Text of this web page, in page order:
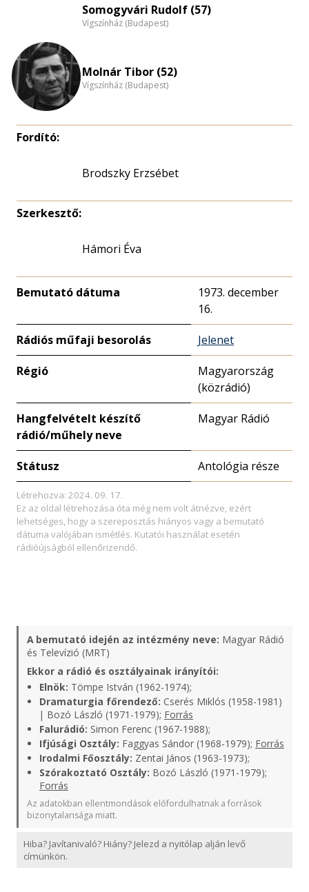
eloszlás
Somogyvári Rudolf (57)
Vígszínház (Budapest)
Molnár Tibor (52)
Vígszínház (Budapest)
Fordító:
Brodszky Erzsébet
Szerkesztő:
Hámori Éva
Bemutató dátuma
1973. december
16.
Rádiós műfaji besorolás Jelenet
Régió
Magyarország
(közrádió)
Hangfelvételt készítő
rádió/műhely neve
Magyar Rádió
Státusz Antológia része
Létrehozva: 2024. 09. 17.
Ez az oldal létrehozása óta még nem volt átnézve, ezért
lehetséges, hogy a szereposztás hiányos vagy a bemutató
dátuma valójában ismétlés. Kutatói használat esetén
rádióújságból ellenőrizendő.
A bemutató idején az intézmény neve: Magyar Rádió
és Televízió (MRT)
Ekkor a rádió és osztályainak irányítói:
Elnök: Tömpe István (1962-1974);
Dramaturgia főrendező: Cserés Miklós (1958-1981)
| Bozó László (1971-1979); Forrás
Falurádió: Simon Ferenc (1967-1988);
Ifjúsági Osztály: Faggyas Sándor (1968-1979); Forrás
Irodalmi Főosztály: Zentai János (1963-1973);
Szórakoztató Osztály: Bozó László (1971-1979);
Forrás
Az adatokban ellentmondások előfordulhatnak a források
bizonytalansága miatt.
Hiba? Javítanivaló? Hiány? Jelezd a nyitólap alján levő
címünkön.